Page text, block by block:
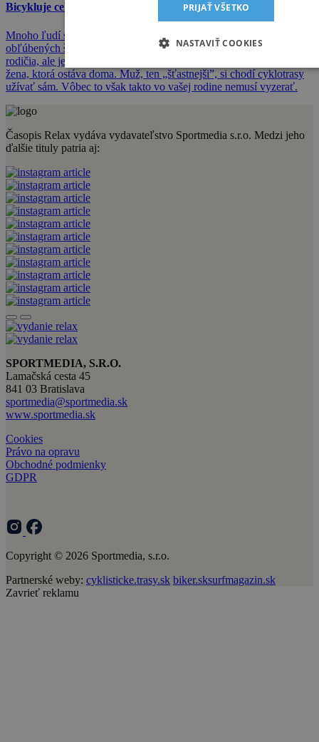
Bicykluje celá rodina – už odmalička!
Mnoho ľudí sa po narodení potomka na chvíľu vzdá svojich
obľúbených športových aktivít. Teda, možno sa ho nevzdajú obaja
rodičia, ale jeden isto. Obvykle to je najmä pri novorodeniatkach
žena, ktorá ostáva doma. Muž, ten „šťastnejši”, si chodí cyklotrasy
užívať sám. Vôbec to však takto vo vašej rodine nemusí vyzerať.
Časopis Relax vydáva vydavateľstvo Sportmedia s.r.o. Medzi jeho
ďalšie tituly patria aj:
SPORTMEDIA, S.R.O.
Lamačská cesta 45
841 03 Bratislava
sportmedia@sportmedia.sk
www.sportmedia.sk
Cookies
Právo na opravu
Obchodné podmienky
GDPR
Copyright © 2026 Sportmedia, s.r.o.
Partnerské weby: cyklisticke.trasy.sk biker.sksurfmagazin.sk
Zavrieť reklamu
PRIJAŤ VŠETKO
NASTAVIŤ COOKIES